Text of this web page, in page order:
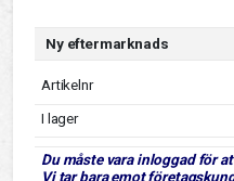
Ny eftermarknads
Artikelnr
I lager
Du måste vara inloggad för
Vi tar bara emot